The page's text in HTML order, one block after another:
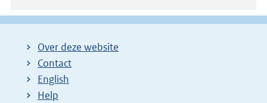
Over deze website
Contact
English
Help